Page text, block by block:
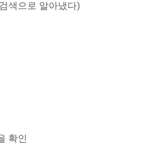
색으로 알아냈다)
확인